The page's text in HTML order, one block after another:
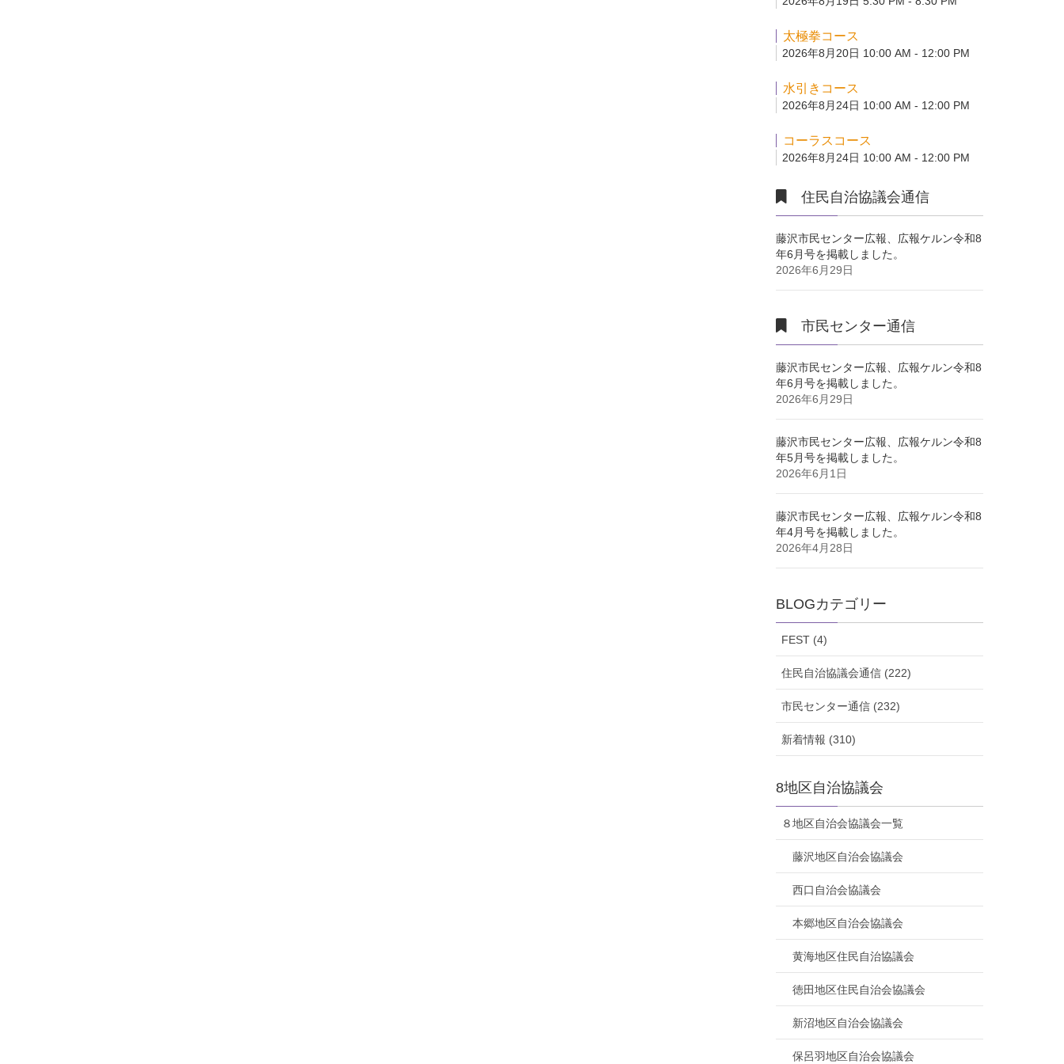
太極拳コース
2026年8月20日 10:00 AM - 12:00 PM
水引きコース
2026年8月24日 10:00 AM - 12:00 PM
コーラスコース
2026年8月24日 10:00 AM - 12:00 PM
住民自治協議会通信
藤沢市民センター広報、広報ケルン令和8
年6月号を掲載しました。
2026年6月29日
市民センター通信
藤沢市民センター広報、広報ケルン令和8
年6月号を掲載しました。
2026年6月29日
藤沢市民センター広報、広報ケルン令和8
年5月号を掲載しました。
2026年6月1日
藤沢市民センター広報、広報ケルン令和8
年4月号を掲載しました。
2026年4月28日
BLOGカテゴリー
FEST (4)
住民自治協議会通信 (222)
市民センター通信 (232)
新着情報 (310)
8地区自治協議会
８地区自治会協議会一覧
藤沢地区自治会協議会
西口自治会協議会
本郷地区自治会協議会
黄海地区住民自治協議会
徳田地区住民自治会協議会
新沼地区自治会協議会
保呂羽地区自治会協議会